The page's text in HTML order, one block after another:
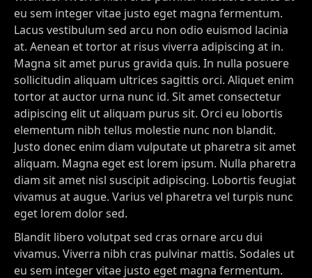
eu sem integer vitae justo eget magna fermentum.
Lacus vestibulum sed arcu non odio euismod lacinia
at. Aenean et tortor at risus viverra adipiscing at in.
Magna sit amet purus gravida quis. In nulla posuere
sollicitudin aliquam ultrices sagittis orci. Aliquet enim
tortor at auctor urna nunc id. Sit amet consectetur
adipiscing elit ut aliquam purus sit. Orci eu lobortis
elementum nibh tellus molestie nunc non blandit.
Justo donec enim diam vulputate ut pharetra sit amet
aliquam. Magna eget est lorem ipsum. Nulla pharetra
diam sit amet nisl suscipit adipiscing. Lobortis feugiat
vivamus at augue. Varius vel pharetra vel turpis nunc
eget lorem dolor sed.
Blandit libero volutpat sed cras ornare arcu dui
vivamus. Viverra nibh cras pulvinar mattis. Sodales ut
eu sem integer vitae justo eget magna fermentum.